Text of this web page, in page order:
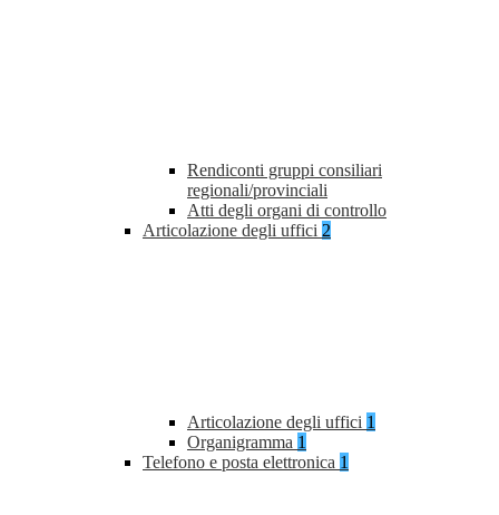
Rendiconti gruppi consiliari
regionali/provinciali
Atti degli organi di controllo
Articolazione degli uffici 2
Articolazione degli uffici 1
Organigramma 1
Telefono e posta elettronica 1